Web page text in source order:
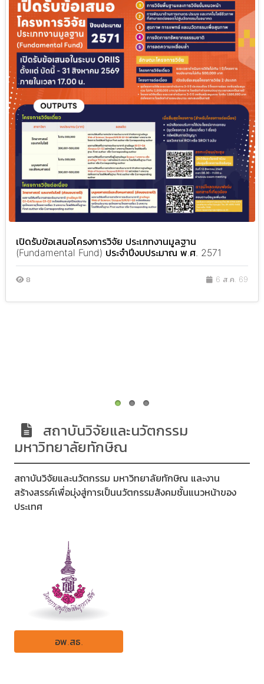
เปิดรับข้อเสนอโครงการวิจัย ประเภทงานมูลฐาน
(Fundamental Fund) ประจำปีงบประมาณ พ.ศ. 2571
8 6 ส.ค. 69
สถาบันวิจัยและนวัตกรรม
มหาวิทยาลัยทักษิณ
สถาบันวิจัยและนวัตกรรม มหาวิทยาลัยทักษิณ และงาน
สร้างสรรค์เพื่อมุ่งสู่การเป็นนวัตกรรมสังคมชั้นแนวหน้าของ
ประเทศ
อพ.สธ.